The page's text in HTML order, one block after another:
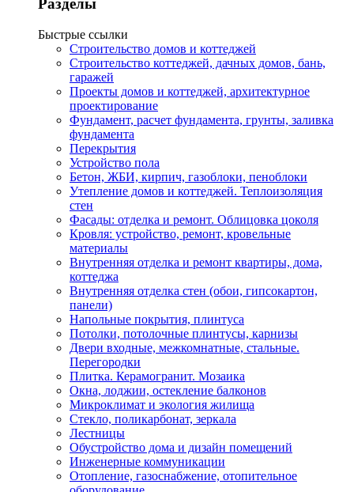
Разделы
Быстрые ссылки
Строительство домов и коттеджей
Строительство коттеджей, дачных домов, бань,
гаражей
Проекты домов и коттеджей, архитектурное
проектирование
Фундамент, расчет фундамента, грунты, заливка
фундамента
Перекрытия
Устройство пола
Бетон, ЖБИ, кирпич, газоблоки, пеноблоки
Утепление домов и коттеджей. Теплоизоляция
стен
Фасады: отделка и ремонт. Облицовка цоколя
Кровля: устройство, ремонт, кровельные
материалы
Внутренняя отделка и ремонт квартиры, дома,
коттеджа
Внутренняя отделка стен (обои, гипсокартон,
панели)
Напольные покрытия, плинтуса
Потолки, потолочные плинтусы, карнизы
Двери входные, межкомнатные, стальные.
Перегородки
Плитка. Керамогранит. Мозаика
Окна, лоджии, остекление балконов
Микроклимат и экология жилища
Стекло, поликарбонат, зеркала
Лестницы
Обустройство дома и дизайн помещений
Инженерные коммуникации
Отопление, газоснабжение, отопительное